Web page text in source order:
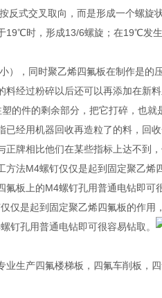
式交叉取向，而是形成一个螺旋
19℃时，形成13/6螺旋；在19℃发
），同时聚乙烯四氟板在制作是的
经过粉碎以后还可以再添加在新
的件的剩余部分，把它打碎，也就
经用机器回收再造粒了的料，回
牌相比他们在某些指标上达不到
法M4螺钉仅仅是起到固定聚乙烯
板上的M4螺钉孔用普通电钻即可
仅是起到固定聚乙烯四氟板的作用
钉孔用普通电钻即可很容易钻取。
生产四氟楼梯板，四氟车削板，